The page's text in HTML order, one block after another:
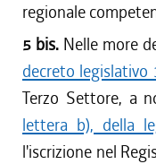
regionale
5 bis. Nelle more
decreto
Terzo Settore, a
lettera b), della
l'iscrizione nel